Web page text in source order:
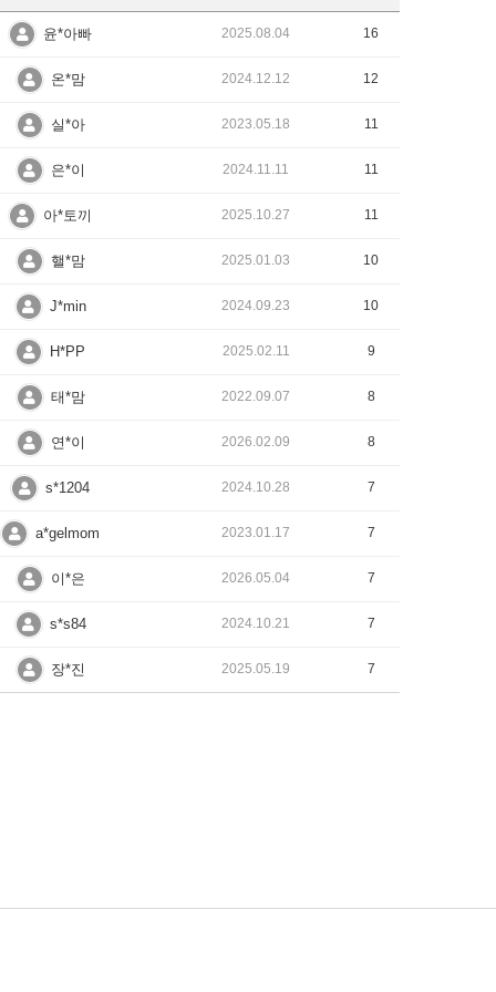
윤*아빠 2025.08.04 16
온*맘 2024.12.12 12
실*아 2023.05.18 11
은*이 2024.11.11 11
아*토끼 2025.10.27 11
핼*맘 2025.01.03 10
J*min 2024.09.23 10
H*PP 2025.02.11 9
태*맘 2022.09.07 8
연*이 2026.02.09 8
s*1204 2024.10.28 7
a*gelmom 2023.01.17 7
이*은 2026.05.04 7
s*s84 2024.10.21 7
장*진 2025.05.19 7